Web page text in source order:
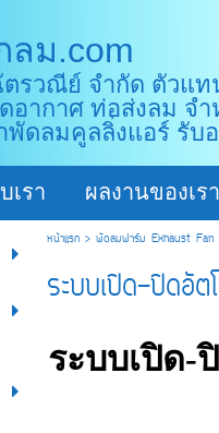
ลม.com
รวณีย์ จำกัด ตัวแท
อากาศ ท่อส่งลม จ
พัดลมคูลลิ่งแอร์ รั
เรา ผลงานของเร
หน้าแรก> พัดลมฟาร์ม Exhaust Fan
ระบบเปิด-ปิดอั
ระบบเปิด-